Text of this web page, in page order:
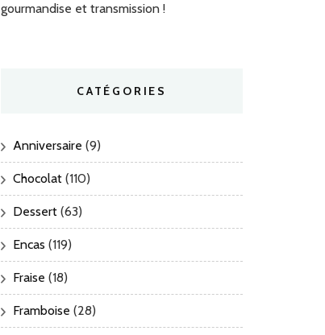
gourmandise et transmission !
CATÉGORIES
Anniversaire (9)
Chocolat (110)
Dessert (63)
Encas (119)
Fraise (18)
Framboise (28)